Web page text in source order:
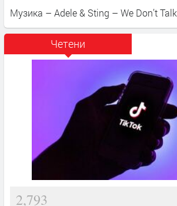
Музика – Adele & Sting – We Don’t
Четени
2,793